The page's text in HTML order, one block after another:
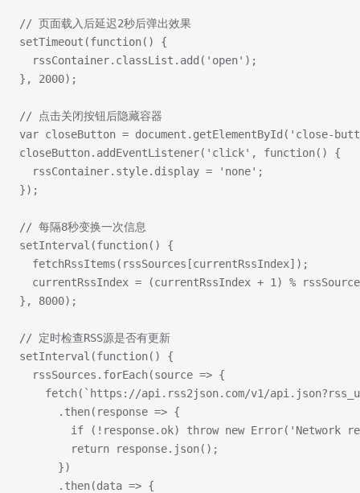
// 页面载入后延迟2秒后弹出效果
setTimeout(function() {
  rssContainer.classList.add('open');
}, 2000);
// 点击关闭按钮后隐藏容器
var closeButton = document.getElementById('close-
closeButton.addEventListener('click', function() {
  rssContainer.style.display = 'none';
});
// 每隔8秒变换一次信息
setInterval(function() {
  fetchRssItems(rssSources[currentRssIndex]);
currentRssIndex = (currentRssIndex + 1) %
}, 8000);
// 定时检查RSS源是否有更新
setInterval(function() {
  rssSources.forEach(source => {
fetch(`https://api.rss2json.com/v1/
      .then(response => {
if (!response.ok) throw new Error('Network
        return response.json();
      })
      .then(data => {